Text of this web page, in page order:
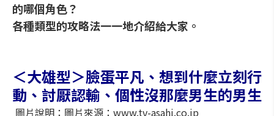
的哪個角色？
各種類型的攻略法一一地介紹給大家。
＜大雄型＞臉蛋平凡、想到什麼立刻行
動、討厭認輸、個性沒那麼男生的男生
圖片說明：圖片來源：www.tv-asahi.co.jp